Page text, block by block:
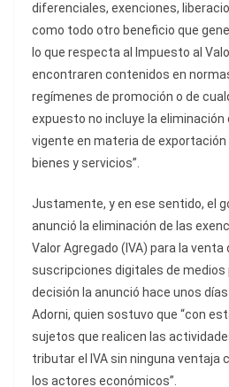
diferenciales, exenciones,
como todo otro beneficio que
lo que respecta al Impuesto al
encontraren contenidos en
regímenes de promoción o de
expuesto no incluye la eliminación
vigente en materia de
bienes y servicios”.
Justamente, y en ese sentido, el
anunció la eliminación de las
Valor Agregado (IVA) para la
suscripciones digitales de medios
decisión la anunció hace unos
Adorni, quien sostuvo que “con
sujetos que realicen las
tributar el IVA sin ninguna ventaja
los actores económicos”.